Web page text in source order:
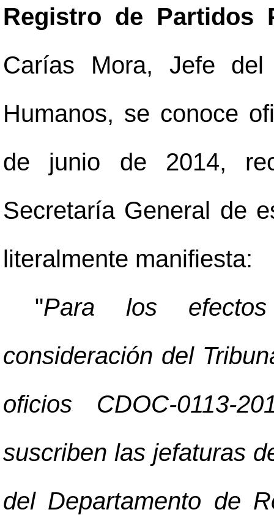
Registro de Partidos
Carías Mora, Jefe del
Humanos, se conoce
de junio de 2014,
Secretaría General de
literalmente manifiesta:
"Para los
consideración del
oficios CDOC-0113-
suscriben las jefaturas
del Departamento de